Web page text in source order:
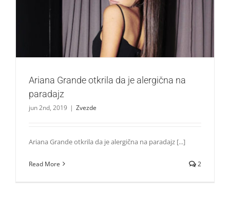
Ariana Grande otkrila da je alergična na paradajz
Zvezde
Ariana Grande otkrila da je alergična na
paradajz
jun 2nd, 2019 | Zvezde
Ariana Grande otkrila da je alergična na paradajz [...]
Read More 2